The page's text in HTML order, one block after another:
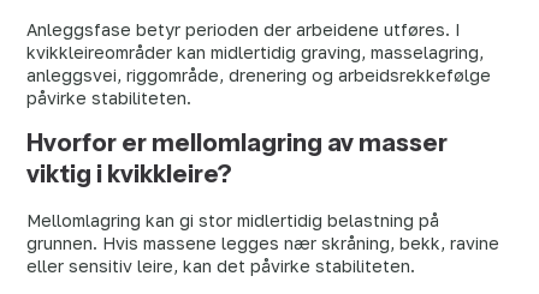
Anleggsfase betyr perioden der arbeidene utføres. I
kvikkleireområder kan midlertidig graving, masselagring,
anleggsvei, riggområde, drenering og arbeidsrekkefølge
påvirke stabiliteten.
Hvorfor er mellomlagring av masser
viktig i kvikkleire?
Mellomlagring kan gi stor midlertidig belastning på
grunnen. Hvis massene legges nær skråning, bekk, ravine
eller sensitiv leire, kan det påvirke stabiliteten.